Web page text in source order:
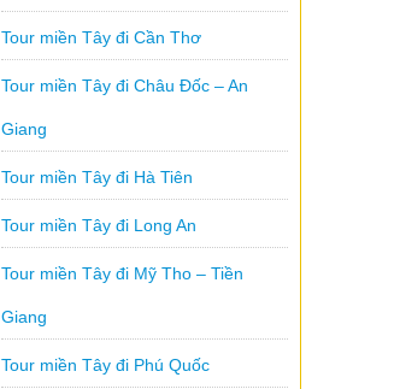
Tour miền Tây đi Cần Thơ
Tour miền Tây đi Châu Đốc – An
Giang
Tour miền Tây đi Hà Tiên
Tour miền Tây đi Long An
Tour miền Tây đi Mỹ Tho – Tiền
Giang
Tour miền Tây đi Phú Quốc